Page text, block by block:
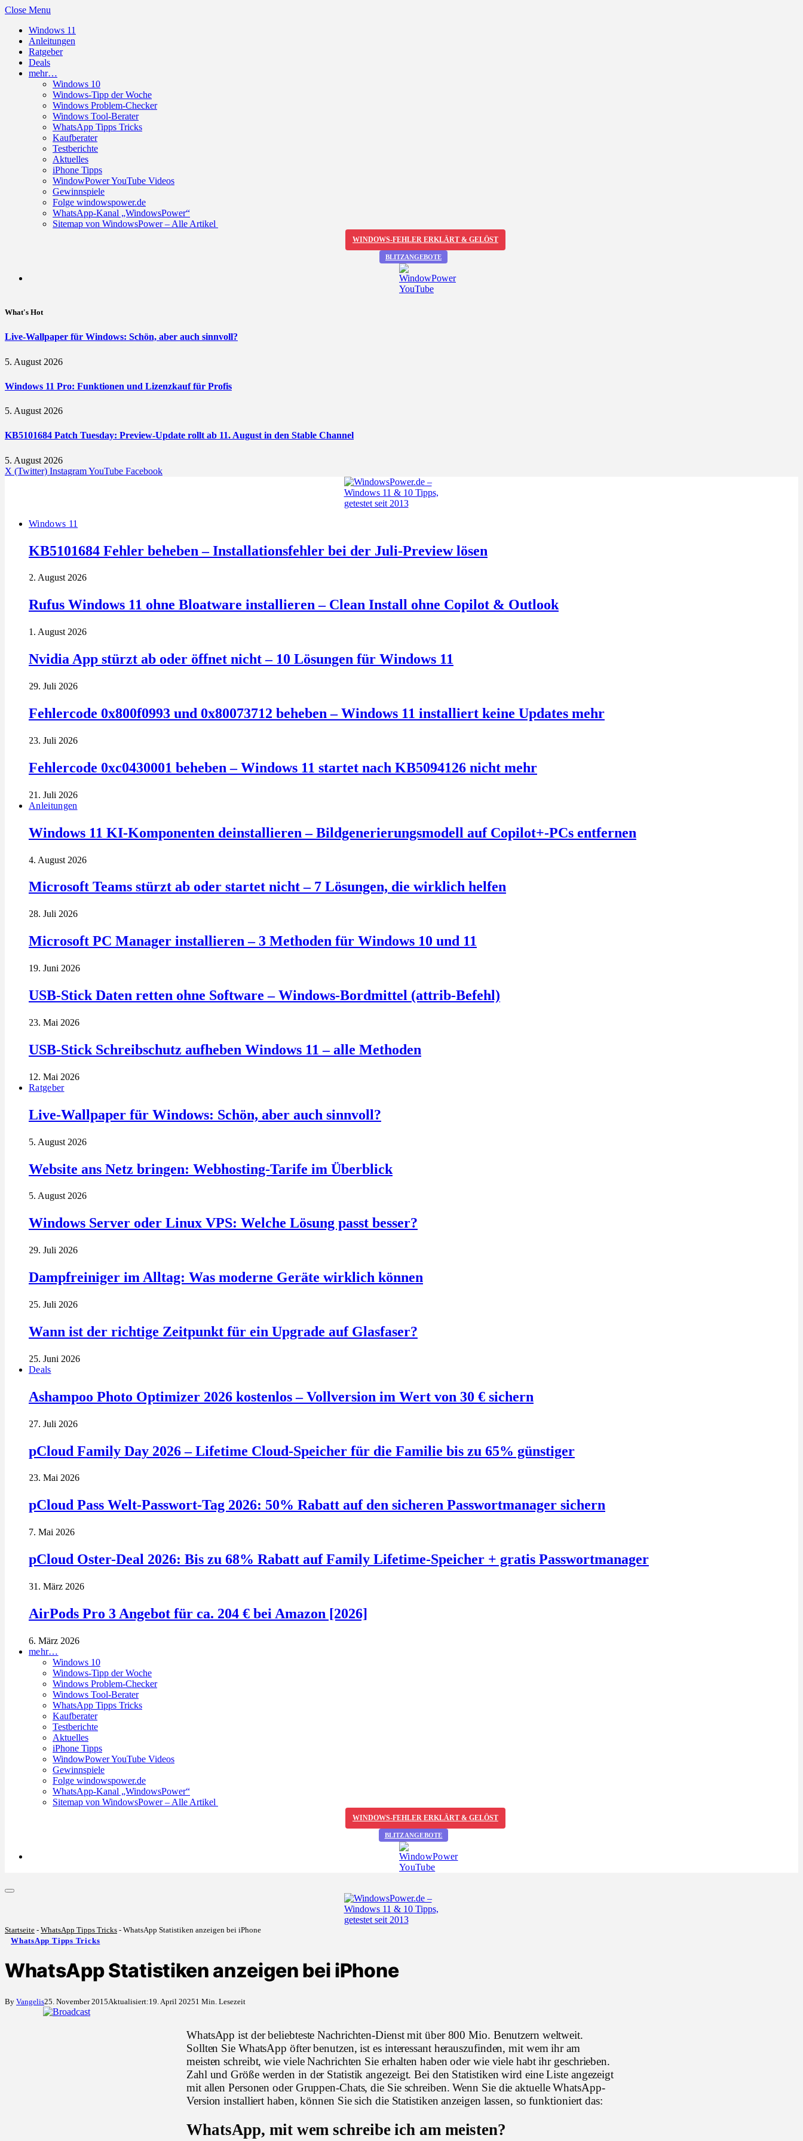
Close Menu
Windows 11
Anleitungen
Ratgeber
Deals
mehr…
Windows 10
Windows-Tipp der Woche
Windows Problem-Checker
Windows Tool-Berater
WhatsApp Tipps Tricks
Kaufberater
Testberichte
Aktuelles
iPhone Tipps
WindowPower YouTube Videos
Gewinnspiele
Folge windowspower.de
WhatsApp-Kanal „WindowsPower“
Sitemap von WindowsPower – Alle Artikel
WINDOWS-FEHLER ERKLÄRT & GELÖST
BLITZANGEBOTE
What's Hot
Live-Wallpaper für Windows: Schön, aber auch sinnvoll?
5. August 2026
Windows 11 Pro: Funktionen und Lizenzkauf für Profis
5. August 2026
KB5101684 Patch Tuesday: Preview-Update rollt ab 11. August in den Stable Channel
5. August 2026
X (Twitter) InstagramYouTube Facebook
Windows 11
KB5101684 Fehler beheben – Installationsfehler bei der Juli-Preview lösen
2. August 2026
Rufus Windows 11 ohne Bloatware installieren – Clean Install ohne Copilot & Outlook
1. August 2026
Nvidia App stürzt ab oder öffnet nicht – 10 Lösungen für Windows 11
29. Juli 2026
Fehlercode 0x800f0993 und 0x80073712 beheben – Windows 11 installiert keine Updates mehr
23. Juli 2026
Fehlercode 0xc0430001 beheben – Windows 11 startet nach KB5094126 nicht mehr
21. Juli 2026
Anleitungen
Windows 11 KI-Komponenten deinstallieren – Bildgenerierungsmodell auf Copilot+-PCs entfernen
4. August 2026
Microsoft Teams stürzt ab oder startet nicht – 7 Lösungen, die wirklich helfen
28. Juli 2026
Microsoft PC Manager installieren – 3 Methoden für Windows 10 und 11
19. Juni 2026
USB-Stick Daten retten ohne Software – Windows-Bordmittel (attrib-Befehl)
23. Mai 2026
USB-Stick Schreibschutz aufheben Windows 11 – alle Methoden
12. Mai 2026
Ratgeber
Live-Wallpaper für Windows: Schön, aber auch sinnvoll?
5. August 2026
Website ans Netz bringen: Webhosting-Tarife im Überblick
5. August 2026
Windows Server oder Linux VPS: Welche Lösung passt besser?
29. Juli 2026
Dampfreiniger im Alltag: Was moderne Geräte wirklich können
25. Juli 2026
Wann ist der richtige Zeitpunkt für ein Upgrade auf Glasfaser?
25. Juni 2026
Deals
Ashampoo Photo Optimizer 2026 kostenlos – Vollversion im Wert von 30 € sichern
27. Juli 2026
pCloud Family Day 2026 – Lifetime Cloud-Speicher für die Familie bis zu 65% günstiger
23. Mai 2026
pCloud Pass Welt-Passwort-Tag 2026: 50% Rabatt auf den sicheren Passwortmanager sichern
7. Mai 2026
pCloud Oster-Deal 2026: Bis zu 68% Rabatt auf Family Lifetime-Speicher + gratis Passwortmanager
31. März 2026
AirPods Pro 3 Angebot für ca. 204 € bei Amazon [2026]
6. März 2026
mehr…
Windows 10
Windows-Tipp der Woche
Windows Problem-Checker
Windows Tool-Berater
WhatsApp Tipps Tricks
Kaufberater
Testberichte
Aktuelles
iPhone Tipps
WindowPower YouTube Videos
Gewinnspiele
Folge windowspower.de
WhatsApp-Kanal „WindowsPower“
Sitemap von WindowsPower – Alle Artikel
WINDOWS-FEHLER ERKLÄRT & GELÖST
BLITZANGEBOTE
Startseite - WhatsApp Tipps Tricks -
WhatsApp Tipps Tricks
WhatsApp Statistiken anzeigen bei iPhone‏
By Vangelis25. November 2015Aktualisiert:19. April 20251 Min. Lesezeit
WhatsApp ist der beliebteste Nachrichten-Dienst mit über 800 Mio. Benutzern weltweit.
Sollten Sie WhatsApp öfter benutzen, ist es interessant herauszufinden, mit wem ihr am
meisten schreibt, wie viele Nachrichten Sie erhalten haben oder wie viele habt ihr geschrieben.
Zahl und Größe werden in der Statistik angezeigt. Bei den Statistiken wird eine Liste angezeigt
mit allen Personen oder Gruppen-Chats, die Sie schreiben. Wenn Sie die aktuelle WhatsApp-
Version installiert haben, können Sie sich die Statistiken anzeigen lassen, so funktioniert das:
WhatsApp, mit wem schreibe ich am meisten?